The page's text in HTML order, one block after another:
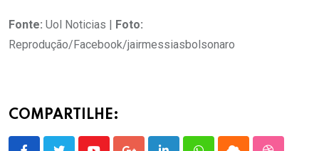
Fonte: Uol Noticias | Foto:
Reprodução/Facebook/jairmessiasbolsonaro
COMPARTILHE: